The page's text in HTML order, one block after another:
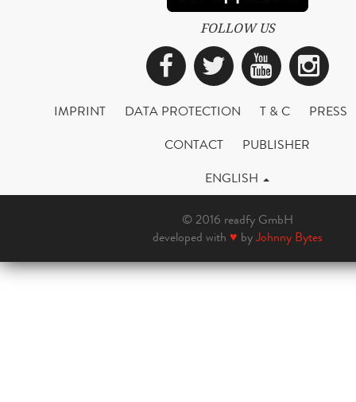
FOLLOW US
Facebook
Twitter
IMPRINT DATA PROTECTION T & C
PRESS
CONTACT
PUBLISHER
ENGLISH
© 2016 readfy GmbH
developed with ♥ byJohnny Bytes